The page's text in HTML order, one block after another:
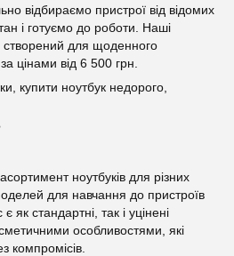
відбираємо пристрої від відомих
і готуємо до роботи. Наші
створений для щоденного
цінами від 6 500 грн.
купити ноутбук недорого,
ноутбуків для різних
для навчання до пристроїв
як стандартні, так і уцінені
особливостями, які
компромісів.